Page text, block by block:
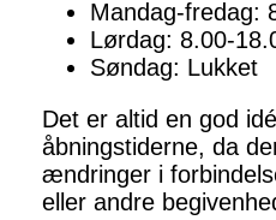
Mandag-fredag:
Lørdag: 8.00-
Søndag: Lukket
Det er altid en god
åbningstiderne, da
ændringer i
eller andre